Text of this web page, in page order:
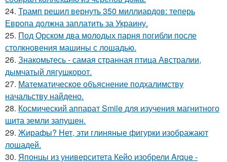
24. Трамп решил вернуть 350 миллиардов: теперь
Европа должна заплатить за Украину.
25. Под Орском два молодых парня погибли после
столкновения машины с лошадью.
26. Знакомьтесь - самая странная птица Австралии,
дымчатый лягушкорот.
27. Математическое объяснение подхалимству
начальству найдено.
28. Космический аппарат Smile для изучения магнитного
щита земли запущен.
29. Жирафы? Нет, эти глиняные фигурки изображают
лошадей.
30. Японцы из университета Кейо изобрели Arque -